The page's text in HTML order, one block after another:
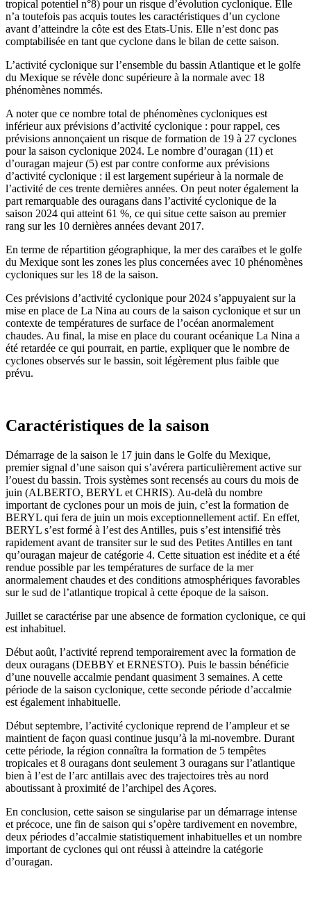
tropical potentiel n°8) pour un risque d’évolution cyclonique. Elle
n’a toutefois pas acquis toutes les caractéristiques d’un cyclone
avant d’atteindre la côte est des Etats-Unis. Elle n’est donc pas
comptabilisée en tant que cyclone dans le bilan de cette saison.
L’activité cyclonique sur l’ensemble du bassin Atlantique et le golfe
du Mexique se révèle donc supérieure à la normale avec 18
phénomènes nommés.
A noter que ce nombre total de phénomènes cycloniques est
inférieur aux prévisions d’activité cyclonique : pour rappel, ces
prévisions annonçaient un risque de formation de 19 à 27 cyclones
pour la saison cyclonique 2024. Le nombre d’ouragan (11) et
d’ouragan majeur (5) est par contre conforme aux prévisions
d’activité cyclonique : il est largement supérieur à la normale de
l’activité de ces trente dernières années. On peut noter également la
part remarquable des ouragans dans l’activité cyclonique de la
saison 2024 qui atteint 61 %, ce qui situe cette saison au premier
rang sur les 10 dernières années devant 2017.
En terme de répartition géographique, la mer des caraïbes et le golfe
du Mexique sont les zones les plus concernées avec 10 phénomènes
cycloniques sur les 18 de la saison.
Ces prévisions d’activité cyclonique pour 2024 s’appuyaient sur la
mise en place de La Nina au cours de la saison cyclonique et sur un
contexte de températures de surface de l’océan anormalement
chaudes. Au final, la mise en place du courant océanique La Nina a
été retardée ce qui pourrait, en partie, expliquer que le nombre de
cyclones observés sur le bassin, soit légèrement plus faible que
prévu.
Caractéristiques de la saison
Démarrage de la saison le 17 juin dans le Golfe du Mexique,
premier signal d’une saison qui s’avérera particulièrement active sur
l’ouest du bassin. Trois systèmes sont recensés au cours du mois de
juin (ALBERTO, BERYL et CHRIS). Au-delà du nombre
important de cyclones pour un mois de juin, c’est la formation de
BERYL qui fera de juin un mois exceptionnellement actif. En effet,
BERYL s’est formé à l’est des Antilles, puis s’est intensifié très
rapidement avant de transiter sur le sud des Petites Antilles en tant
qu’ouragan majeur de catégorie 4. Cette situation est inédite et a été
rendue possible par les températures de surface de la mer
anormalement chaudes et des conditions atmosphériques favorables
sur le sud de l’atlantique tropical à cette époque de la saison.
Juillet se caractérise par une absence de formation cyclonique, ce qui
est inhabituel.
Début août, l’activité reprend temporairement avec la formation de
deux ouragans (DEBBY et ERNESTO). Puis le bassin bénéficie
d’une nouvelle accalmie pendant quasiment 3 semaines. A cette
période de la saison cyclonique, cette seconde période d’accalmie
est également inhabituelle.
Début septembre, l’activité cyclonique reprend de l’ampleur et se
maintient de façon quasi continue jusqu’à la mi-novembre. Durant
cette période, la région connaîtra la formation de 5 tempêtes
tropicales et 8 ouragans dont seulement 3 ouragans sur l’atlantique
bien à l’est de l’arc antillais avec des trajectoires très au nord
aboutissant à proximité de l’archipel des Açores.
En conclusion, cette saison se singularise par un démarrage intense
et précoce, une fin de saison qui s’opère tardivement en novembre,
deux périodes d’accalmie statistiquement inhabituelles et un nombre
important de cyclones qui ont réussi à atteindre la catégorie
d’ouragan.